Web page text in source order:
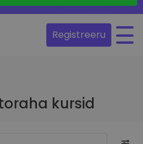
Registreeru
kursid